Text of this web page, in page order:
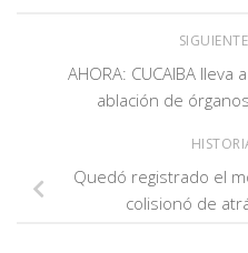
AHORA: CUCAIBA
ablación de
Quedó registrado el
colisionó de